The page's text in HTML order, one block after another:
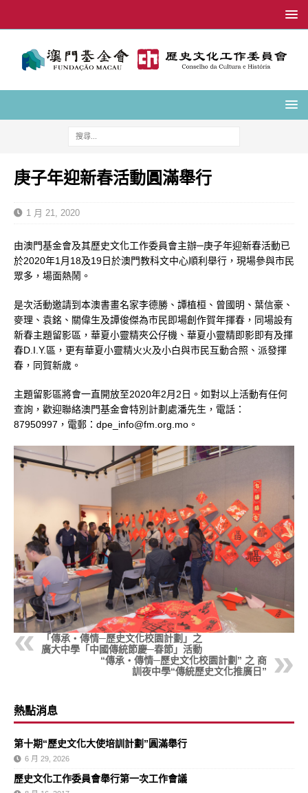
庚子年迎新春活動圓滿舉行
1 月 21, 2020
由澳門基金會及其歷史文化工作委員會主辦─庚子年迎新春活動已
於2020年1月18及19日於澳門教科文中心順利舉行，現場參與市民
眾多，場面熱鬧。
是次活動邀請到本澳書畫名家李德勝、譚植桓、曾國明、葉信豪、
麥理、袁銘、關偉生及譚俊傑為市民即場創作賀年揮春，同場設有
新春主題留影區，華夏小靈精夾公仔機、華夏小靈精即影即有及揮
春D.I.Y.區，更有華夏小靈精火火及小白與市民互動合照、派發揮
春，同賀新歲。
主題留影區將會一直開放至2020年2月2日。如對以上活動有任何
查詢，歡迎聯絡澳門基金會特別計劃處潘先生，電話：
87950997，電郵：dpe_info@fm.org.mo。
「傳承‧傳情─歷史文化校園計劃」之
廣大中學「中國傳統節慶─春節」活動
“傳承‧傳情─歷史文化校園計劃” 之 商
訓夜中學“傳統歷史文化推廣日”
熱點消息
第十期“歷史文化大使培訓計劃”圓滿舉行
6 月 29, 2026
歷史文化工作委員會舉行第一次工作會議